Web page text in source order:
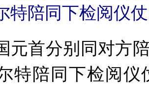
特陪同下检阅仪
首分别同对方陪
特陪同下检阅